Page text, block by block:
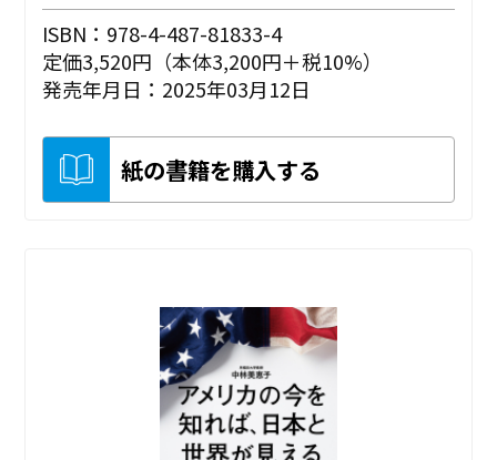
ISBN：978-4-487-81833-4
定価3,520円（本体3,200円＋税10%）
発売年月日：2025年03月12日
紙の書籍を購入する